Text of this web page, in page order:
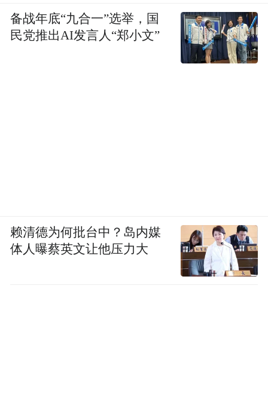
备战年底“九合一”选举，国
民党推出AI发言人“郑小文”
赖清德为何批台中？岛内媒
体人曝蔡英文让他压力大